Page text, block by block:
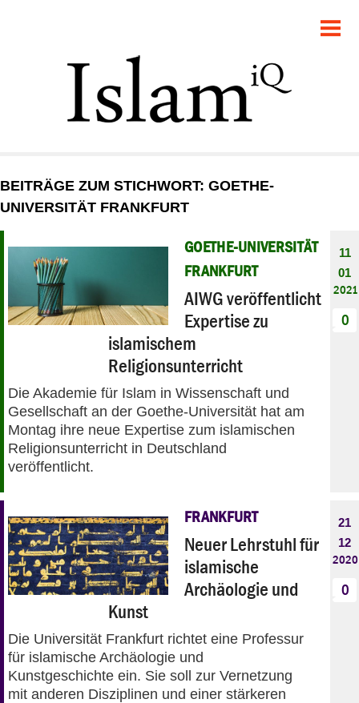
GESELLSCHAFT
STARTSEITE
PANORAMA
BEITRÄGE ZUM STICHWORT: GOETHE-
UNIVERSITÄT FRANKFURT
GOETHE-UNIVERSITÄT
FRANKFURT
AIWG veröffentlicht
Expertise zu
islamischem
Religionsunterricht
Die Akademie für Islam in Wissenschaft und
Gesellschaft an der Goethe-Universität hat am
Montag ihre neue Expertise zum islamischen
Religionsunterricht in Deutschland
veröffentlicht.
11
01
2021
0
FRANKFURT
Neuer Lehrstuhl für
islamische
Archäologie und
Kunst
Die Universität Frankfurt richtet eine Professur
für islamische Archäologie und
Kunstgeschichte ein. Sie soll zur Vernetzung
mit anderen Disziplinen und einer stärkeren
21
12
2020
0